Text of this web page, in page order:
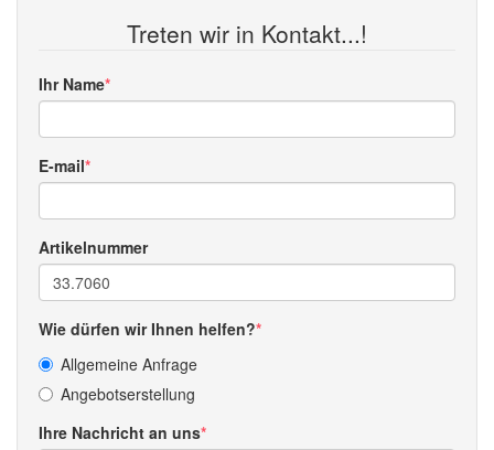
Treten wir in Kontakt...!
Ihr Name
E-mail
Artikelnummer
Wie dürfen wir Ihnen helfen?
Allgemeine Anfrage
Angebotserstellung
Ihre Nachricht an uns